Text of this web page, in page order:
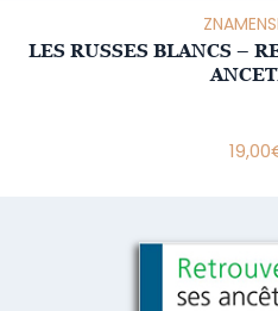
LES RUSSES BLANCS –
19,00